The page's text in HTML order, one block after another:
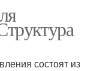
состоят из